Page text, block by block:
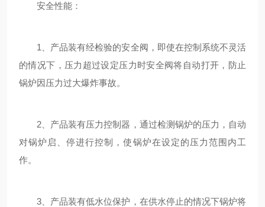
安全性能：
1、产品装有经检验的安全阀，即使在控制系统不灵活
的情况下，压力超过设定压力时安全阀将自动打开，防止
锅炉因压力过大爆炸事故。
2、产品装有压力控制器，通过检测锅炉的压力，自动
对锅炉启、停进行控制，使锅炉在设定的压力范围内工
作。
3、产品装有低水位保护，在供水停止的情况下锅炉将